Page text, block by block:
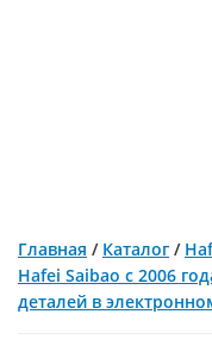
Главная / Каталог /
Hafei Saibao с 2006
деталей в